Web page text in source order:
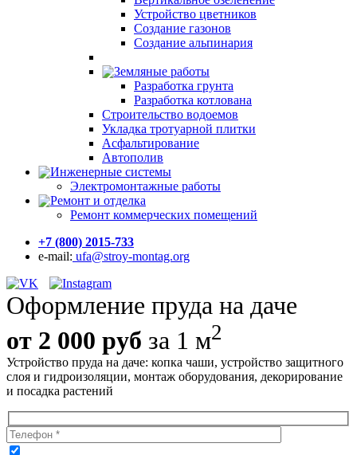
Устройство цветников
Создание газонов
Создание альпинария
Земляные работы
Разработка грунта
Разработка котлована
Строительство водоемов
Укладка тротуарной плитки
Асфальтирование
Автополив
Инженерные системы
Электромонтажные работы
Ремонт и отделка
Ремонт коммерческих помещений
+7 (800) 2015-733
e-mail: ufa@stroy-montag.org
Оформление пруда на даче
от 2 000 руб за 1 м2
Устройство пруда на даче: копка чаши, устройство защитного
слоя и гидроизоляции, монтаж оборудования, декорирование
и посадка растений